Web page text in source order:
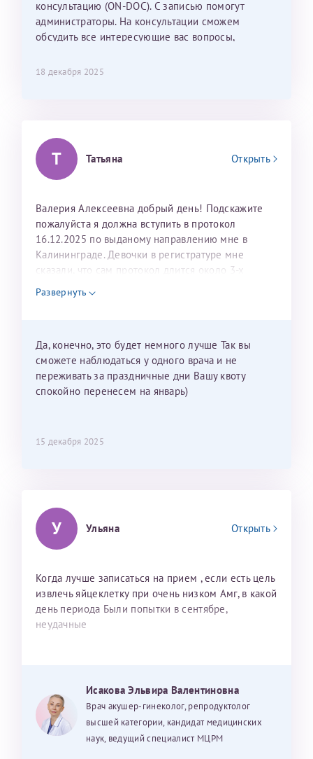
лёгкое и простое. Вообще в данной клинике весь
персонал очень вежливый и чуткий, прям приятно
находиться. Мы собираемся туда ещё за вторым
Рафаильевичу, нашему волшебнику, без каких либо
Репродуктологи
26 июля 2026
консультацию (ON-DOC). С записью помогут
администраторы. На консультации сможем
обсудить все интересующие вас вопросы,
18 декабря 2025
Т Татьяна Открыть
Валерия Алексеевна добрый день! Подскажите
пожалуйста я должна вступить в протокол
16.12.2025 по выданому направлению мне в
Калининграде. Девочки в регистратуре мне
сказали, что сам протокол длится около 3-х
недель и 3 недели я должна находится в Питере.
Можно мне новый год провести в Калининграде и
Развернуть
Да, конечно, это будет немного лучше Так вы
сможете наблюдаться у одного врача и не
переживать за праздничные дни Вашу квоту
спокойно перенесем на январь)
15 декабря 2025
У Ульяна Открыть
Когда лучше записаться на прием , если есть цель
извлечь яйцеклетку при очень низком Амг, в какой
день периода Были попытки в сентябре,
неудачные
Исакова Эльвира Валентиновна
Врач акушер-гинеколог, репродуктолог
высшей категории, кандидат медицинских
наук, ведущий специалист МЦРМ